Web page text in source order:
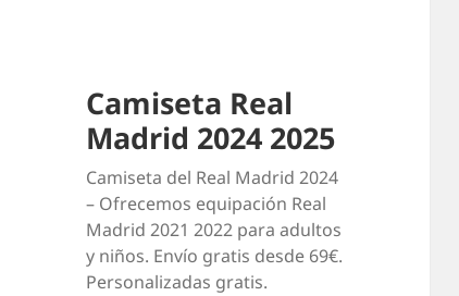
Camiseta Real
Madrid 2024 2025
Camiseta del Real Madrid 2024
– Ofrecemos equipación Real
Madrid 2021 2022 para adultos
y niños. Envío gratis desde 69€.
Personalizadas gratis.